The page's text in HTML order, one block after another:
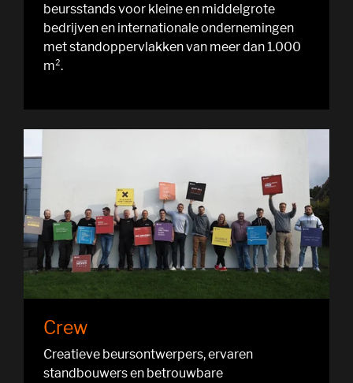
beursstands voor kleine en middelgrote
bedrijven en internationale ondernemingen
met standoppervlakken van meer dan 1.000
m².
Crew
Creatieve beursontwerpers, ervaren
standbouwers en betrouwbare